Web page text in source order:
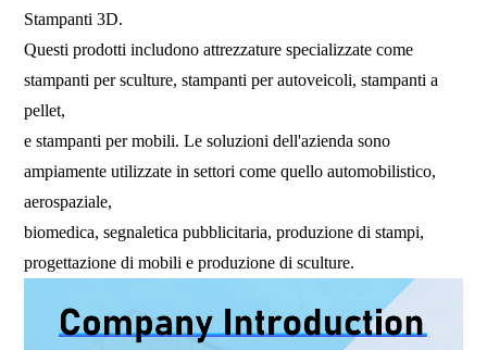
Stampanti 3D.
Questi prodotti includono attrezzature specializzate come
stampanti per sculture, stampanti per autoveicoli, stampanti a
pellet,
e stampanti per mobili. Le soluzioni dell'azienda sono
ampiamente utilizzate in settori come quello automobilistico,
aerospaziale,
biomedica, segnaletica pubblicitaria, produzione di stampi,
progettazione di mobili e produzione di sculture.